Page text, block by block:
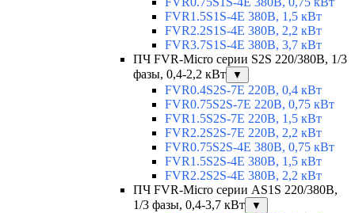
FVR1.5S1S-4E 380В, 1,5 кВт
FVR2.2S1S-4E 380В, 2,2 кВт
FVR3.7S1S-4E 380В, 3,7 кВт
ПЧ FVR-Micro серии S2S 220/380В, 1/3
фазы, 0,4-2,2 кВт
▼
FVR0.4S2S-7E 220В, 0,4 кВт
FVR0.75S2S-7E 220В, 0,75 кВт
FVR1.5S2S-7E 220В, 1,5 кВт
FVR2.2S2S-7E 220В, 2,2 кВт
FVR0.75S2S-4E 380В, 0,75 кВт
FVR1.5S2S-4E 380В, 1,5 кВт
FVR2.2S2S-4E 380В, 2,2 кВт
ПЧ FVR-Micro серии AS1S 220/380В,
1/3 фазы, 0,4-3,7 кВт
▼